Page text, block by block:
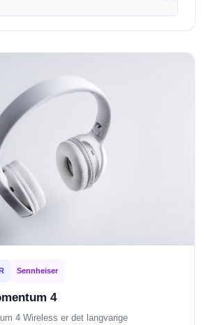
Sennheiser
4
4 Wireless er det langvarige